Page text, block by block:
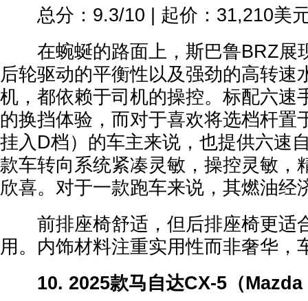
总分：9.3/10 | 起价：31,210美
在蜿蜒的路面上，斯巴鲁BRZ展
后轮驱动的平衡性以及强劲的高转速
机，都依赖于司机的操控。标配六速
的换挡体验，而对于喜欢将选档杆置
挂入D档）的车主来说，也提供六速
款车转向系统紧凑灵敏，操控灵敏，
欣喜。对于一款跑车来说，其燃油经
前排座椅舒适，但后排座椅更适
用。内饰材料注重实用性而非奢华，
10. 2025款马自达CX-5（Mazda